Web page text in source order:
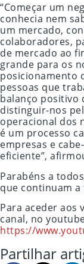
“Começar um
conhecia nem
um mercado,
colaboradores,
de mercado ao
grande para os
posicionamento
pessoas que
balanço positivo
distinguir-nos
operacional dos
é um processo
empresas e
eficiente”,
Parabéns a
que continuam a
Para aceder aos
canal, no
https://
Partilhar